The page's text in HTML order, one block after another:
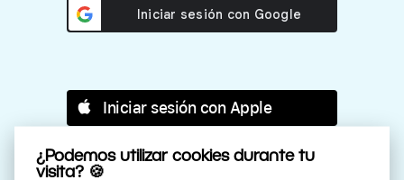
¿Podemos utilizar cookies durante tu
visita? 🍪
Iniciar sesión con Apple
o